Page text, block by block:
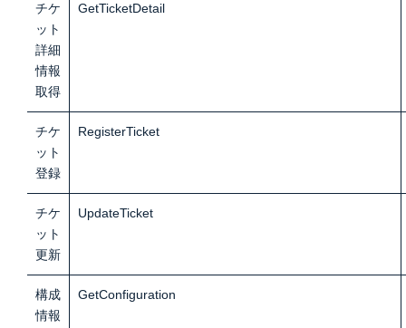
チケ
ット
詳細
情報
取得
GetTicketDetail
チケ
ット
登録
RegisterTicket
チケ
ット
更新
UpdateTicket
構成
情報
GetConfiguration